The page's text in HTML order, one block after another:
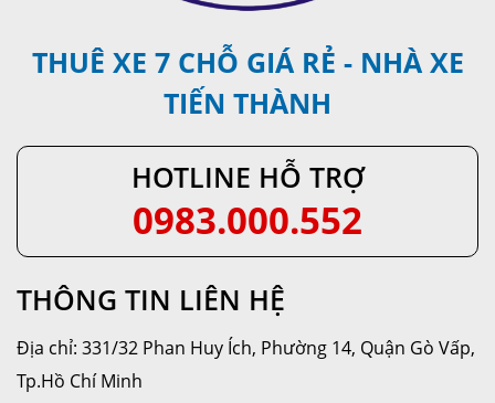
THUÊ XE 7 CHỖ GIÁ RẺ - NHÀ XE
TIẾN THÀNH
HOTLINE HỖ TRỢ
0983.000.552
THÔNG TIN LIÊN HỆ
Địa chỉ: 331/32 Phan Huy Ích, Phường 14, Quận Gò Vấp,
Tp.Hồ Chí Minh